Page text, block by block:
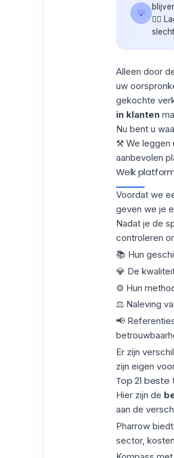
💡
👉🏼
Alleen door
uw
gekochte
in klanten
Nu bent u
⚒️ We leggen
aanbevolen
Welk
Voordat we
geven we je
Nadat je de
controleren
📚 Hun
💎 De
⚙️ Hun
⚖️ Naleving
📢
Er zijn
zijn eigen
Top 21
Hier zijn de
aan de
Pharrow
sector,